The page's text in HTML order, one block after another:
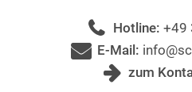
Hotline: +49
E-Mail:
zum